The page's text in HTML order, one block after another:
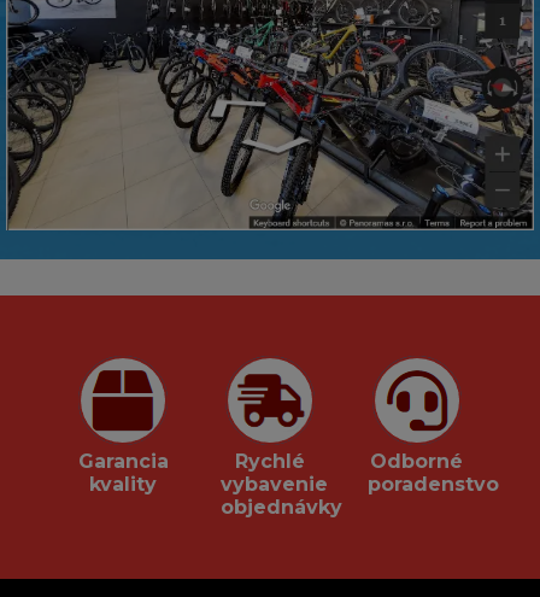
Garancia
kvality
Rychlé
vybavenie
objednávky
Odborné
poradenstvo